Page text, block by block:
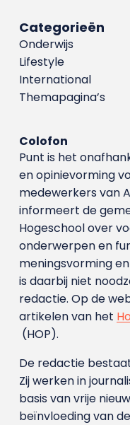
Categorieën
Onderwijs
Lifestyle
International
Themapagina’s
Colofon
Punt is het
en opinievorming
medewerkers van
informeert de
Hogeschool over
onderwerpen en
meningsvorming
is daarbij niet
redactie. Op de
artikelen van het
(HOP).
De redactie
Zij werken in
basis van vrije
beïnvloeding van